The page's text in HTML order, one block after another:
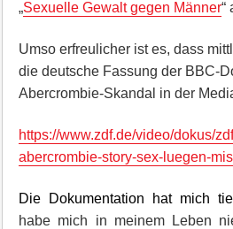
„Sexuelle Gewalt gegen Männer“
Umso erfreulicher ist es, dass
die deutsche Fassung der BBC-
Abercrombie-Skandal in der
https://www.zdf.de/video/dokus/
abercrombie-story-sex-luegen-
Die Dokumentation hat mich
habe mich in meinem Leben